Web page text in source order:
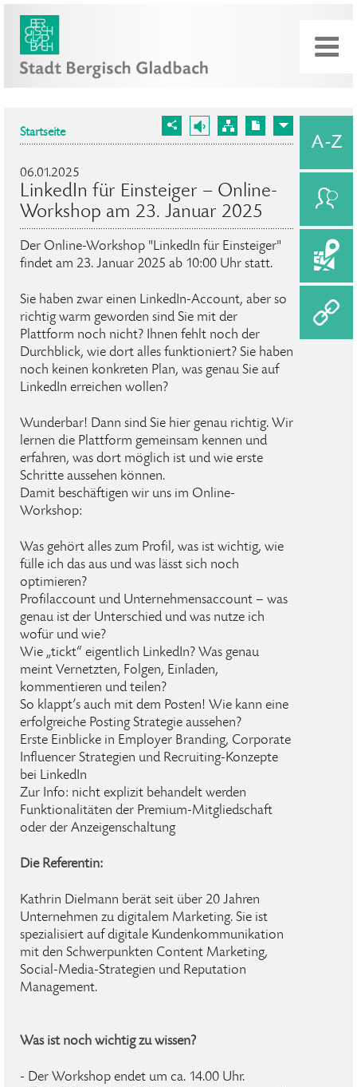
Startseite
06.01.2025
LinkedIn für Einsteiger – Online-
Workshop am 23. Januar 2025
Der Online-Workshop "LinkedIn für Einsteiger"
findet am 23. Januar 2025 ab 10:00 Uhr statt.
Sie haben zwar einen LinkedIn-Account, aber so
richtig warm geworden sind Sie mit der
Plattform noch nicht? Ihnen fehlt noch der
Durchblick, wie dort alles funktioniert? Sie haben
noch keinen konkreten Plan, was genau Sie auf
LinkedIn erreichen wollen?
Wunderbar! Dann sind Sie hier genau richtig. Wir
lernen die Plattform gemeinsam kennen und
erfahren, was dort möglich ist und wie erste
Schritte aussehen können.
Damit beschäftigen wir uns im Online-
Workshop:
Was gehört alles zum Profil, was ist wichtig, wie
fülle ich das aus und was lässt sich noch
optimieren?
Profilaccount und Unternehmensaccount – was
genau ist der Unterschied und was nutze ich
wofür und wie?
Wie „tickt“ eigentlich LinkedIn? Was genau
meint Vernetzten, Folgen, Einladen,
kommentieren und teilen?
So klappt’s auch mit dem Posten! Wie kann eine
erfolgreiche Posting Strategie aussehen?
Erste Einblicke in Employer Branding, Corporate
Influencer Strategien und Recruiting-Konzepte
bei LinkedIn
Zur Info: nicht explizit behandelt werden
Funktionalitäten der Premium-Mitgliedschaft
oder der Anzeigenschaltung
Die Referentin:
Kathrin Dielmann berät seit über 20 Jahren
Unternehmen zu digitalem Marketing. Sie ist
spezialisiert auf digitale Kundenkommunikation
mit den Schwerpunkten Content Marketing,
Social-Media-Strategien und Reputation
Management.
Was ist noch wichtig zu wissen?
- Der Workshop endet um ca. 14.00 Uhr.